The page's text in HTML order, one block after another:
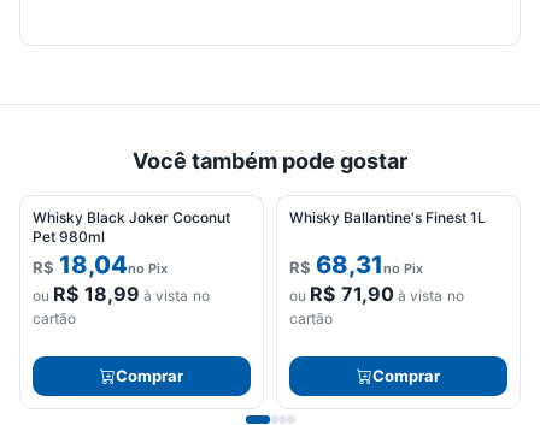
Você também pode gostar
Whisky Black Joker Coconut
Pet 980ml
R$ 18,04no Pix
ou R$ 18,99 à vista no
cartão
Comprar
Whisky Ballantine's Finest 1L
R$ 68,31no Pix
ou R$ 71,90à vista no
cartão
Comprar